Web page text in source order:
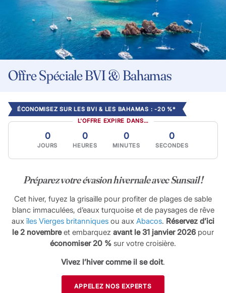
Offre Spéciale BVI & Bahamas
ÉCONOMISEZ SUR LES BVI & LES BAHAMAS : -20 %*
L'OFFRE EXPIRE DANS…
0
JOURS
0
HEURES
0
MINUTES
0
SECONDES
Préparez votre évasion hivernale avec Sunsail !
Cet hiver, fuyez la grisaille pour profiter de plages de sable
blanc immaculées, d’eaux turquoise et de paysages de rêve
auxîles Vierges britanniques ou aux Abacos. Réservez d’ici
le 2 novembreet embarquez avant le 31 janvier 2026 pour
économiser 20 % sur votre croisière.
Vivez l’hiver comme il se doit.
APPELEZ NOS EXPERTS